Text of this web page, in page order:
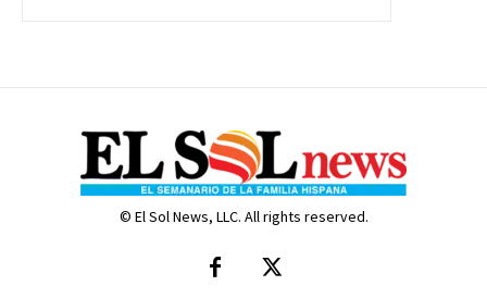
© El Sol News, LLC. All rights reserved.